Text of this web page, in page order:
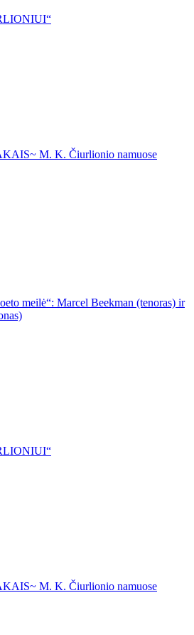
M. K. Čiurlionio namuose
meilė“: Marcel Beekman (tenoras) ir
M. K. Čiurlionio namuose